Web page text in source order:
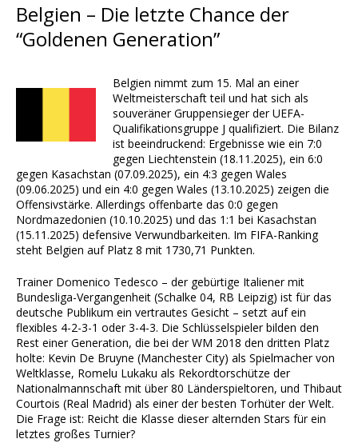
Belgien – Die letzte Chance der
“Goldenen Generation”
Belgien nimmt zum 15. Mal an einer
Weltmeisterschaft teil und hat sich als
souveräner Gruppensieger der UEFA-
Qualifikationsgruppe J qualifiziert. Die Bilanz
ist beeindruckend: Ergebnisse wie ein 7:0
gegen Liechtenstein (18.11.2025), ein 6:0
gegen Kasachstan (07.09.2025), ein 4:3 gegen Wales
(09.06.2025) und ein 4:0 gegen Wales (13.10.2025) zeigen die
Offensivstärke. Allerdings offenbarte das 0:0 gegen
Nordmazedonien (10.10.2025) und das 1:1 bei Kasachstan
(15.11.2025) defensive Verwundbarkeiten. Im FIFA-Ranking
steht Belgien auf Platz 8 mit 1730,71 Punkten.
Trainer Domenico Tedesco – der gebürtige Italiener mit
Bundesliga-Vergangenheit (Schalke 04, RB Leipzig) ist für das
deutsche Publikum ein vertrautes Gesicht – setzt auf ein
flexibles 4-2-3-1 oder 3-4-3. Die Schlüsselspieler bilden den
Rest einer Generation, die bei der WM 2018 den dritten Platz
holte: Kevin De Bruyne (Manchester City) als Spielmacher von
Weltklasse, Romelu Lukaku als Rekordtorschütze der
Nationalmannschaft mit über 80 Länderspieltoren, und Thibaut
Courtois (Real Madrid) als einer der besten Torhüter der Welt.
Die Frage ist: Reicht die Klasse dieser alternden Stars für ein
letztes großes Turnier?